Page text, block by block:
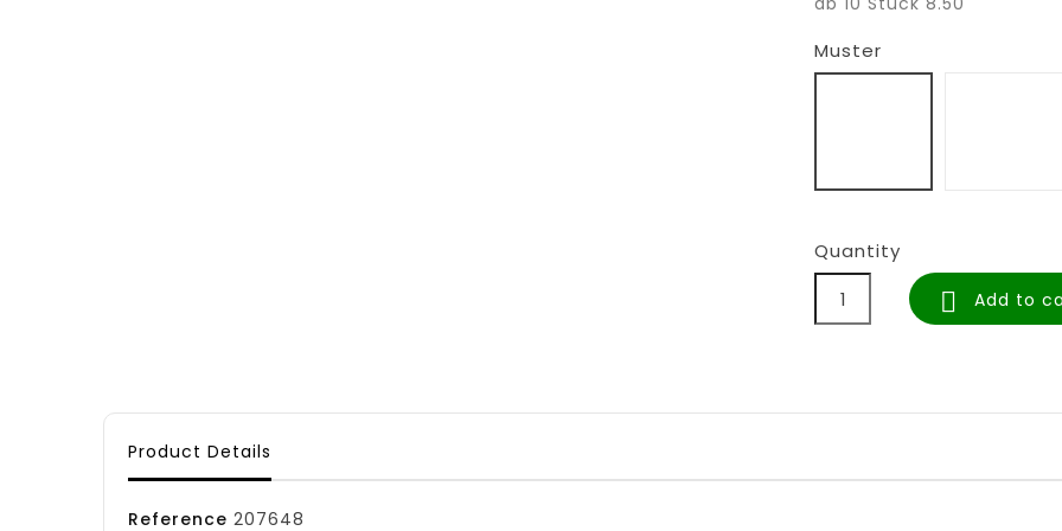
Muster
Quantity
 Add to
Product Details
Reference 207648